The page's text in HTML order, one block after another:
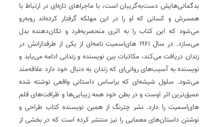
بدگمانی‌هایش دست‌به‌گریبان است، با ماجراهای تازه‌ای در ارتباط با
همسرش و کسانی که او را در این مهلکه گرفتار کرده‌اند روبه‌رو
می‌شود که این کتاب را به اثری منحصربه‌فرد و تکان‌دهنده بدل
می‌سازد. در سال ۱۹۶۱‌ های‌اسمیت نامه‌ای از یکی از طرفدارانش در
زندان دریافت می‌کند، مکاتبات بین نویسنده و زندانی ادامه می‌یابد و
نویسنده به آسیب‌های روانی‌ای که زندان به دنبال خود دارد علاقه‌مند
می‌شود. سلول شیشه‌ای که بر‌اساس داستانی واقعی نوشته شده
عمیق‌ترین اثر اوست و در بطن خود همه زیبایی‌ها و ظرافت‌های قلم
‌های‌اسمیت را دارد. نشر چترنگ از همین نویسنده کتاب طراحی و
نوشتن داستان‌های معمایی را نیز منتشر کرده است که در بخشی از